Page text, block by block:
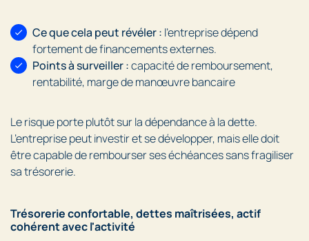
Ce que cela peut révéler : l’entreprise dépend
fortement de financements externes.
Points à surveiller :capacité de remboursement,
rentabilité, marge de manœuvre bancaire
Le risque porte plutôt sur la dépendance à la dette.
L’entreprise peut investir et se développer, mais elle doit
être capable de rembourser ses échéances sans fragiliser
sa trésorerie.
Trésorerie confortable, dettes maîtrisées, actif
cohérent avec l'activité